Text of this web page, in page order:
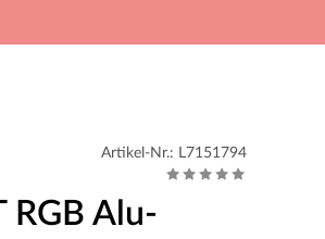
Artikel-Nr.: L7151794
RGB Alu-